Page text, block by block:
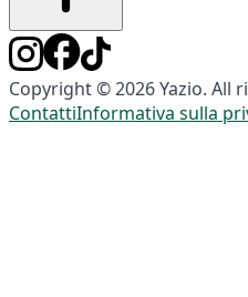
Copyright © 2026 Yazio. All
ContattiInformativa sulla